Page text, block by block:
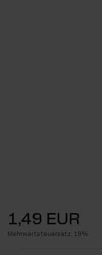
1,49 EUR
Mehrwertsteuersatz: 19%